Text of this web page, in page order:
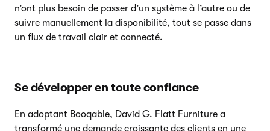
n’ont plus besoin de passer d’un système à l’autre ou de
suivre manuellement la disponibilité, tout se passe dans
un flux de travail clair et connecté.
Se développer en toute confiance
En adoptant Booqable, David G. Flatt Furniture a
transformé une demande croissante des clients en une